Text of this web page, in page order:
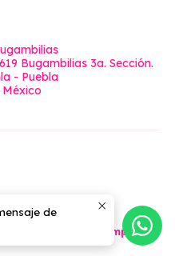
Bugambilias 3a. Sección.
- Puebla
Desarrollado por Jumpseller
de